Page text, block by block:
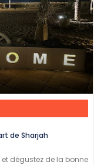
de Sharjah
dégustez de la bonne